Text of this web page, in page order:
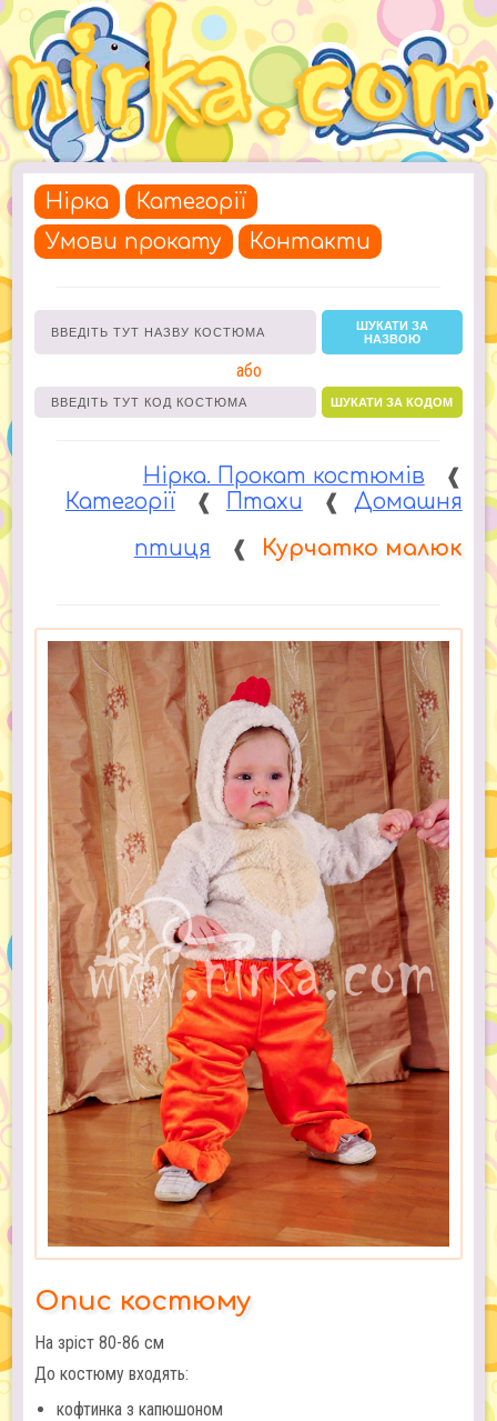
Нірка
Категорії
Умови прокату
Контакти
ШУКАТИ ЗА
НАЗВОЮ
або
ШУКАТИ ЗА КОДОМ
Нірка. Прокат костюмів ❰
Категорії ❰ Птахи ❰ Домашня
птиця ❰ Курчатко малюк
Опис костюму
На зріст 80-86 см
До костюму входять:
кофтинка з капюшоном